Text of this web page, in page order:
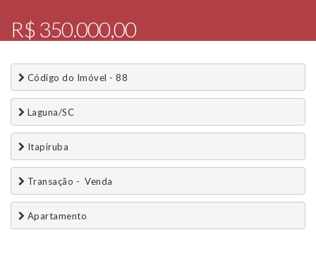
R$ 350.000,00
Código do Imóvel - 88
Laguna/SC
Itapiruba
Transação -  Venda
Apartamento